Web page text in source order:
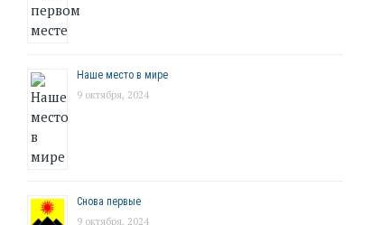
Наше место в мире
9 октября, 2024
Снова первые
9 октября, 2024